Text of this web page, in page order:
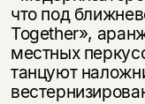
что под
Together»,
местных
танцуют